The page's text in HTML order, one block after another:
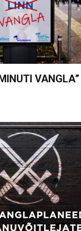
VANGLA”